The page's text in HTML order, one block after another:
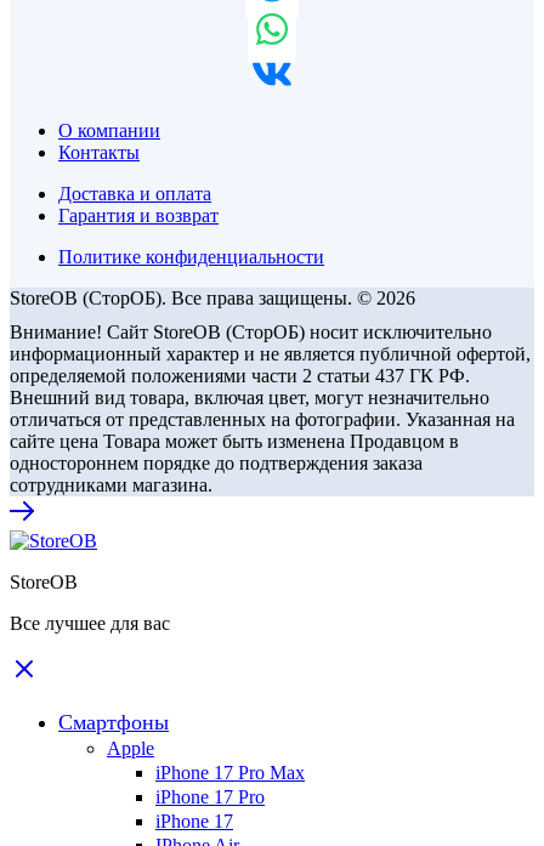
О компании
Контакты
Доставка и оплата
Гарантия и возврат
Политике конфиденциальности
StoreOB (CторОБ). Все права защищены. © 2026
Внимание! Сайт StoreOB (СторОБ) носит исключительно
информационный характер и не является публичной офертой,
определяемой положениями части 2 статьи 437 ГК РФ.
Внешний вид товара, включая цвет, могут незначительно
отличаться от представленных на фотографии. Указанная на
сайте цена Товара может быть изменена Продавцом в
одностороннем порядке до подтверждения заказа
сотрудниками магазина.
StoreOB
Все лучшее для вас
Смартфоны
Apple
iPhone 17 Pro Max
iPhone 17 Pro
iPhone 17